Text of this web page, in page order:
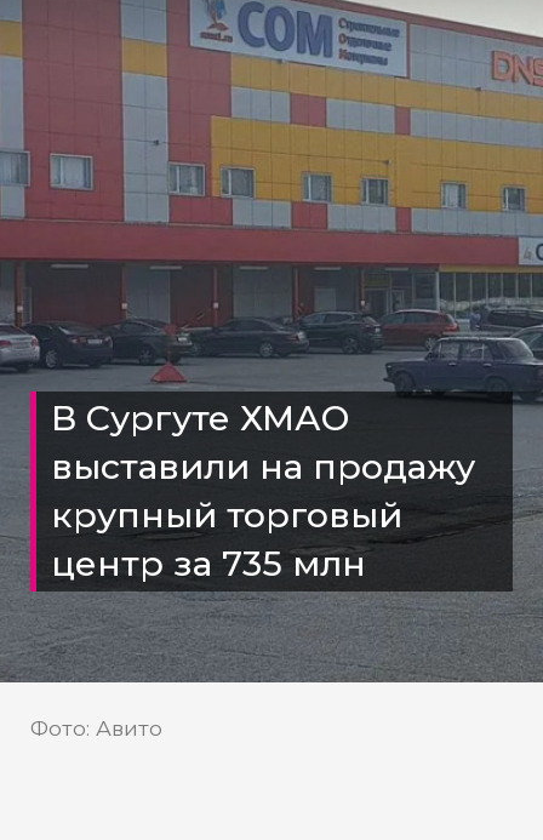
В Сургуте ХМАО
выставили на продажу
крупный торговый
центр за 735 млн
Фото: Авито